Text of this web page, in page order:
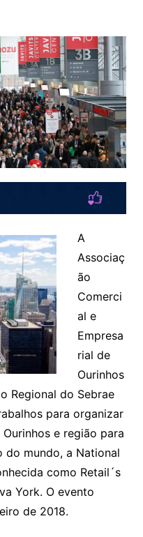
A
Associaç
ão
Comerci
al e
Empresa
rial de
Ourinhos
Regional do Sebrae
para organizar
e região para
do mundo, a National
como Retail´s
York. O evento
de 2018.